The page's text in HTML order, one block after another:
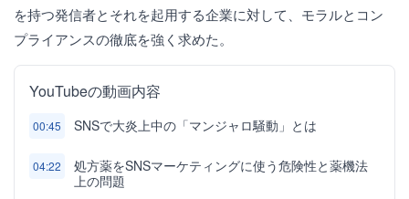
を持つ発信者とそれを起用する企業に対して、モラルとコン
プライアンスの徹底を強く求めた。
YouTubeの動画内容
00:45 SNSで大炎上中の「マンジャロ騒動」とは
04:22
処方薬をSNSマーケティングに使う危険性と薬機法
上の問題